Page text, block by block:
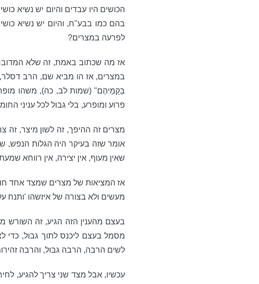
הכושים היו עבדים והיום יש נשיא
בהם כמו בבע"ח, והיום יש נשיא
לפרעה במצרים?
אז מה שכתוב באמת, זה שלא המדובר
במצרים, אז הו מביא שם, הרב
בְּקָמֵיהֶם" (שמות לב, כה), משהו
פרוע ומופרע, בלי גבול לכל עניני
מצרים זה ההיפך, זה לשון מיצר,
אומר שזה בעיקר היה הגלות הנפש,
שאין מעוף, אין יצירה, אין רווחא
אז המציאות של מצרים שמצד אחד
מעשים ולא בצורה של איזשהו 'ותנח
בעצם מהענין הזה הגיע, זה
מסמל בעצם ליכנס לתוך גבול, כדי
לשים הרבה, הרבה גבול, והרבה
עכשיו, אבל מצד שני צריך להגיע,